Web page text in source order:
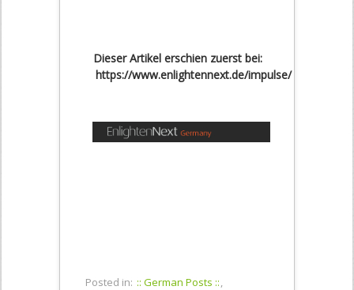
Dieser Artikel erschien zuerst bei:
https://www.enlightennext.de/impulse/
Posted in: :: German Posts ::,